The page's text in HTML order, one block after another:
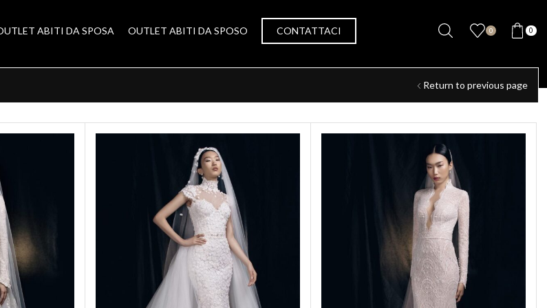
ABITI DA SPOSA OUTLET ABITI DA SPOSO CONTATTACI 0 0
Return to previous page